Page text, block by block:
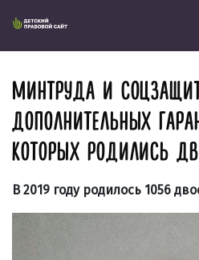
МИНТРУДА И
ДОПОЛНИТЕЛЬНЫХ
КОТОРЫХ РОДИЛИСЬ
В 2019 году родилось 1056